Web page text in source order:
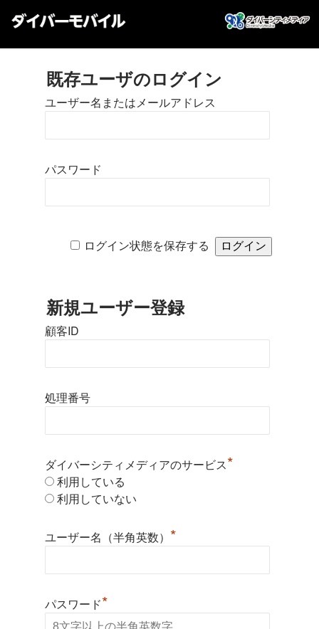
既存ユーザのログイン
ユーザー名またはメールアドレス
パスワード
ログイン状態を保存する
新規ユーザー登録
顧客ID
処理番号
ダイバーシティメディアのサービス*
利用している
利用していない
ユーザー名（半角英数） *
パスワード*